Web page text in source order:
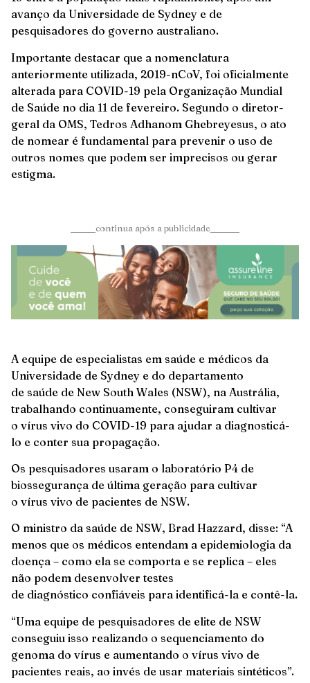
avanço da Universidade de Sydney e de
pesquisadores do governo australiano.
Importante destacar que a nomenclatura
anteriormente utilizada, 2019-nCoV, foi oficialmente
alterada para COVID-19 pela Organização Mundial
de Saúde no dia 11 de fevereiro. Segundo o diretor-
geral da OMS, Tedros Adhanom Ghebreyesus, o ato
de nomear é fundamental para prevenir o uso de
outros nomes que podem ser imprecisos ou gerar
estigma.
______continua após a publicidade_______
A equipe de especialistas em saúde e médicos da
Universidade de Sydney e do departamento
de saúde de New South Wales (NSW), na Austrália,
trabalhando continuamente, conseguiram cultivar
o vírus vivo do COVID-19 para ajudar a diagnosticá-
lo e conter sua propagação.
Os pesquisadores usaram o laboratório P4 de
biossegurança de última geração para cultivar
o vírus vivo de pacientes de NSW.
O ministro da saúde de NSW, Brad Hazzard, disse: “A
menos que os médicos entendam a epidemiologia da
doença – como ela se comporta e se replica – eles
não podem desenvolver testes
de diagnóstico confiáveis para identificá-la e contê-la.
“Uma equipe de pesquisadores de elite de NSW
conseguiu isso realizando o sequenciamento do
genoma do vírus e aumentando o vírus vivo de
pacientes reais, ao invés de usar materiais sintéticos”.